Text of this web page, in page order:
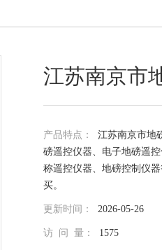
江苏南京市
产品特点： 江苏南京市地
磅遥控仪器、电子地磅遥
称遥控仪器、地磅控制仪
买。
更新时间： 2026-05-26
访 问 量： 1575